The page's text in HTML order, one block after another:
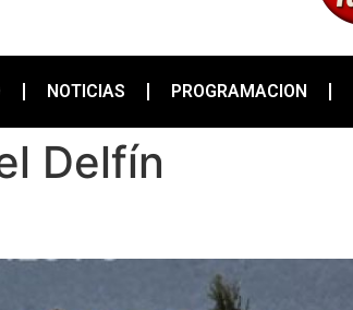
NOTICIAS PROGRAMACION
Delfín